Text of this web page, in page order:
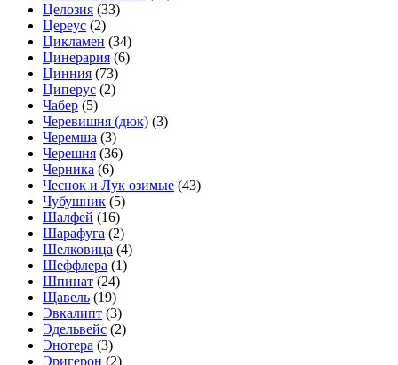
Целозия (33)
Цереус (2)
Цикламен (34)
Цинерария (6)
Цинния (73)
Циперус (2)
Чабер (5)
Черевишня (дюк) (3)
Черемша (3)
Черешня (36)
Черника (6)
Чеснок и Лук озимые (43)
Чубушник (5)
Шалфей (16)
Шарафуга (2)
Шелковица (4)
Шеффлера (1)
Шпинат (24)
Щавель (19)
Эвкалипт (3)
Эдельвейс (2)
Энотера (3)
Эригерон (2)